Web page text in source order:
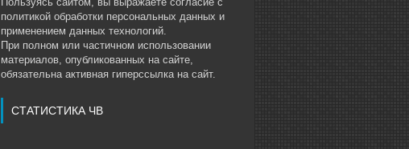
политикой обработки персональных данных и
применением данных технологий.
При полном или частичном использовании
материалов, опубликованных на сайте,
обязательна активная гиперссылка на сайт.
СТАТИСТИКА ЧВ